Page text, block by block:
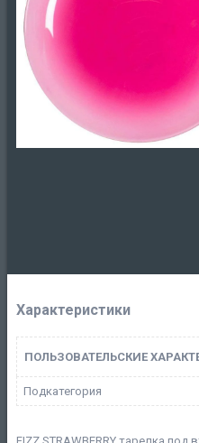
Характеристики
ПОЛЬЗОВАТЕЛЬСКИЕ
Подкатегория